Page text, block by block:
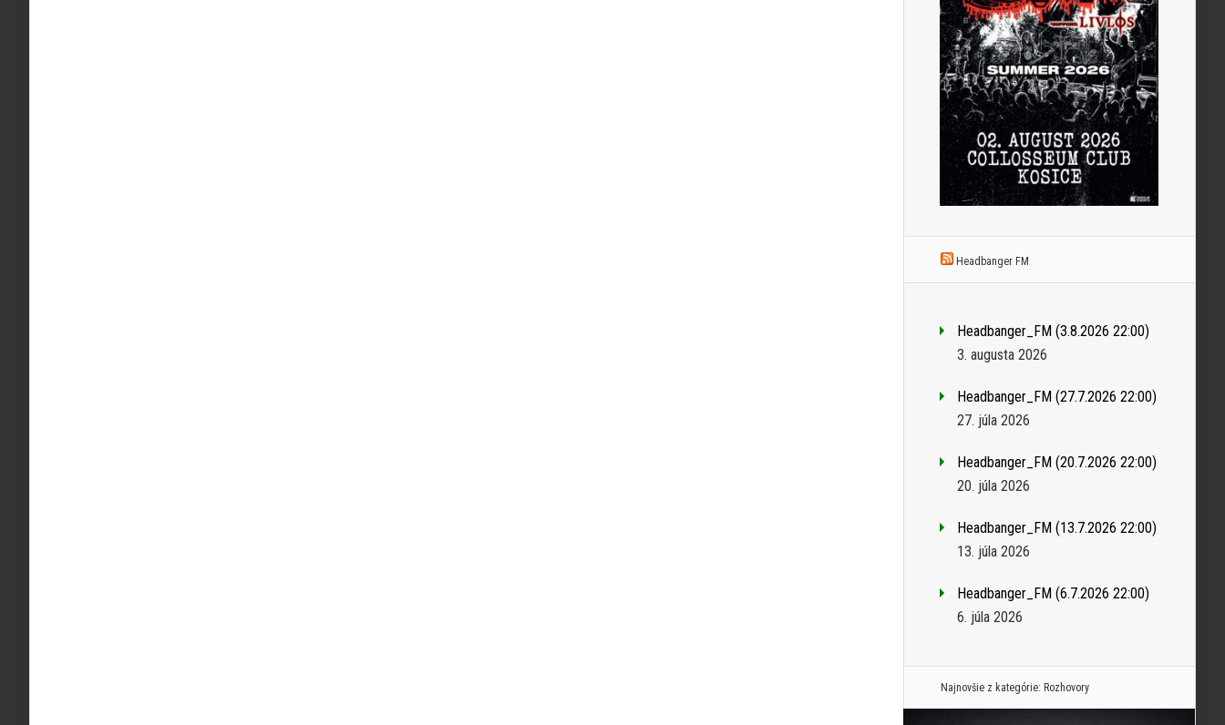
Headbanger FM
Headbanger_FM (3.8.2026 22:00)
3. augusta 2026
Headbanger_FM (27.7.2026 22:00)
27. júla 2026
Headbanger_FM (20.7.2026 22:00)
20. júla 2026
Headbanger_FM (13.7.2026 22:00)
13. júla 2026
Headbanger_FM (6.7.2026 22:00)
6. júla 2026
Najnovšie z kategórie: Rozhovory